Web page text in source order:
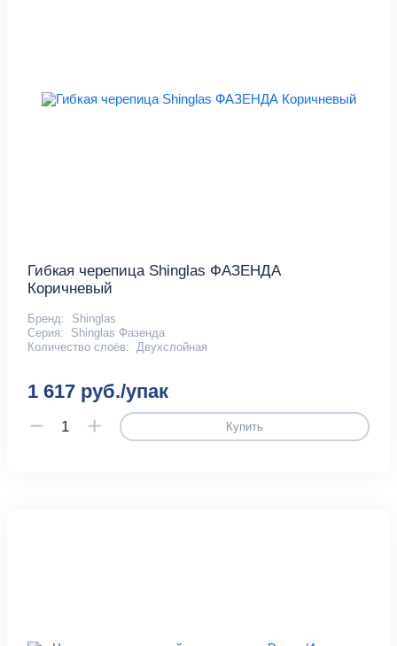
Гибкая черепица Shinglas ФАЗЕНДА
Коричневый
Бренд:
Shinglas
Серия:
Shinglas Фазенда
Количество слоёв:
Двухслойная
1 617 руб./упак
Купить